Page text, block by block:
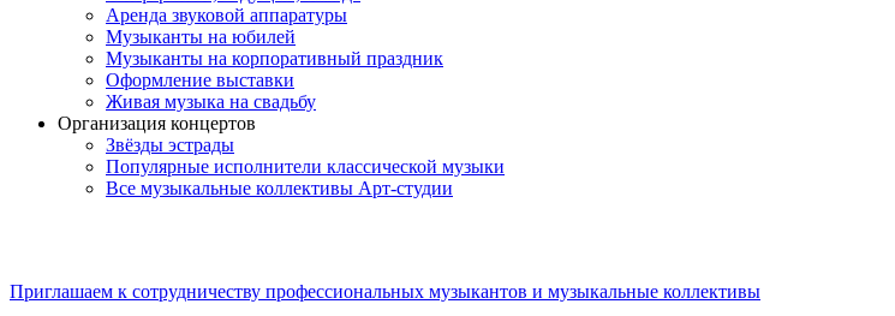
Аренда звуковой аппаратуры
Музыканты на юбилей
Музыканты на корпоративный праздник
Оформление выставки
Живая музыка на свадьбу
Организация концертов
Звёзды эстрады
Популярные исполнители классической музыки
Все музыкальные коллективы Арт-студии
Приглашаем к сотрудничеству профессиональных музыкантов и музыкальные коллективы